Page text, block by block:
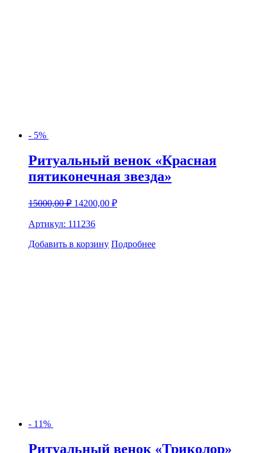
- 5%
Ритуальный венок «Красная
пятиконечная звезда»
15000,00₽ Первоначальная
составляла
14200,00 ₽Текущая
Артикул: 111236
Добавить в корзину Подробнее
- 11%
Ритуальный венок «Триколор»